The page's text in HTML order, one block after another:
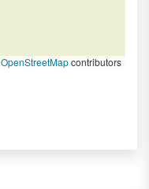
OpenStreetMapcontributors